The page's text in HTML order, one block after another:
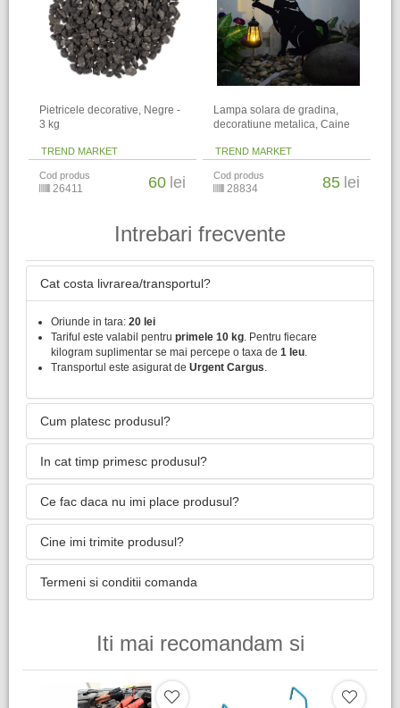
Pietricele decorative, Negre -
3 kg
TREND MARKET
Cod produs
26411 60 lei
Lampa solara de gradina,
decoratiune metalica, Caine
TREND MARKET
Cod produs
28834 85 lei
Intrebari frecvente
Cat costa livrarea/transportul?
Oriunde in tara: 20 lei
Tariful este valabil pentru primele 10 kg . Pentru fiecare
kilogram suplimentar se mai percepe o taxa de 1 leu
Transportul este asigurat de Urgent Cargus
Cum platesc produsul?
In cat timp primesc produsul?
Ce fac daca nu imi place produsul?
Cine imi trimite produsul?
Termeni si conditii comanda
Iti mai recomandam si